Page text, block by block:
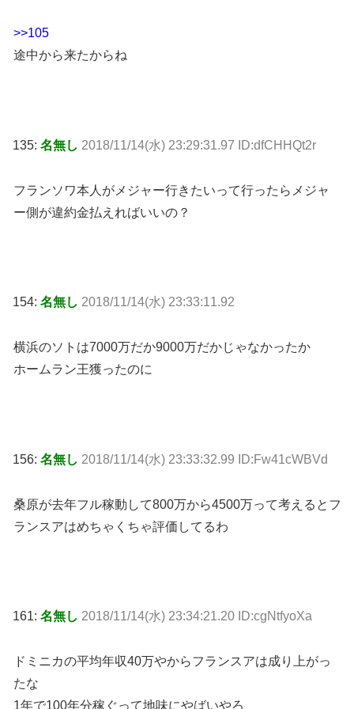
>>105
途中から来たからね
135: 名無し 2018/11/14(水) 23:29:31.97 ID:dfCHHQt2r
フランソワ本人がメジャー行きたいって行ったらメジャ
ー側が違約金払えればいいの？
154: 名無し 2018/11/14(水) 23:33:11.92
横浜のソトは7000万だか9000万だかじゃなかったか
ホームラン王獲ったのに
156: 名無し 2018/11/14(水) 23:33:32.99 ID:Fw41cWBVd
桑原が去年フル稼動して800万から4500万って考えるとフ
ランスアはめちゃくちゃ評価してるわ
161: 名無し 2018/11/14(水) 23:34:21.20 ID:cgNtfyoXa
ドミニカの平均年収40万やからフランスアは成り上がっ
たな
1年で100年分稼ぐって地味にやばいやろ